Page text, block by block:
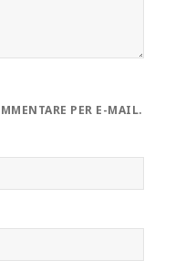
PER E-MAIL.